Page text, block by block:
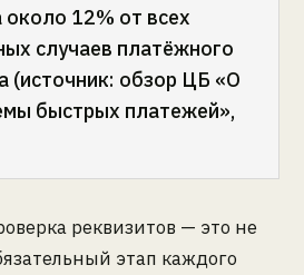
12% от всех
случаев платёжного
(источник: обзор ЦБ «О
быстрых платежей»,
реквизитов — это не
этап каждого